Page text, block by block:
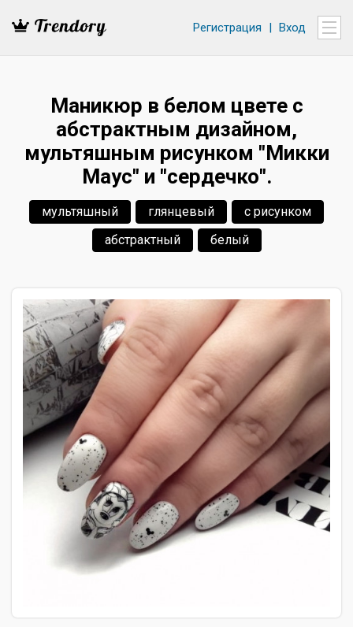
Регистрация | Вход
Маникюр в белом цвете с
абстрактным дизайном,
мультяшным рисунком "Микки
Маус" и "сердечко".
мультяшный глянцевый
с рисунком
абстрактный
белый